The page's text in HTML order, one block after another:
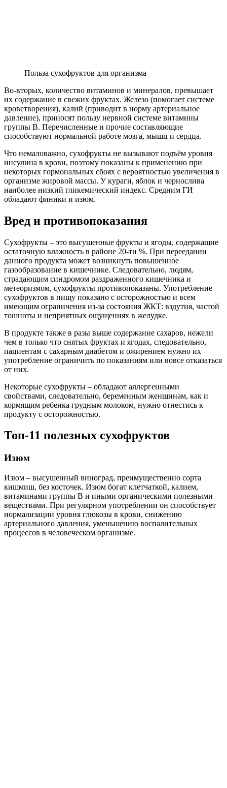
Польза сухофруктов для организма
Во-вторых, количество витаминов и минералов, превышает
их содержание в свежих фруктах. Железо (помогает системе
кроветворения), калий (приводит в норму артериальное
давление), приносят пользу нервной системе витамины
группы В. Перечисленные и прочие составляющие
способствуют нормальной работе мозга, мышц и сердца.
Что немаловажно, сухофрукты не вызывают подъём уровня
инсулина в крови, поэтому показаны к применению при
некоторых гормональных сбоях с вероятностью увеличения в
организме жировой массы. У кураги, яблок и чернослива
наиболее низкий гликемический индекс. Средним ГИ
обладают финики и изюм.
Вред и противопоказания
Сухофрукты – это высушенные фрукты и ягоды, содержащие
остаточную влажность в районе 20-ти %. При переедании
данного продукта может возникнуть повышенное
газообразование в кишечнике. Следовательно, людям,
страдающим синдромом раздраженного кишечника и
метеоризмом, сухофрукты противопоказаны. Употребление
сухофруктов в пищу показано с осторожностью и всем
имеющим ограничения из-за состояния ЖКТ: вздутия, частой
тошноты и неприятных ощущениях в желудке.
В продукте также в разы выше содержание сахаров, нежели
чем в только что снятых фруктах и ягодах, следовательно,
пациентам с сахарным диабетом и ожирением нужно их
употребление ограничить по показаниям или вовсе отказаться
от них.
Некоторые сухофрукты – обладают аллергенными
свойствами, следовательно, беременным женщинам, как и
кормящим ребенка грудным молоком, нужно отнестись к
продукту с осторожностью.
Топ-11 полезных сухофруктов
Изюм
Изюм – высушенный виноград, преимущественно сорта
кишмиш, без косточек. Изюм богат клетчаткой, калием,
витаминами группы В и иными органическими полезными
веществами. При регулярном употреблении он способствует
нормализации уровня глюкозы в крови, снижению
артериального давления, уменьшению воспалительных
процессов в человеческом организме.